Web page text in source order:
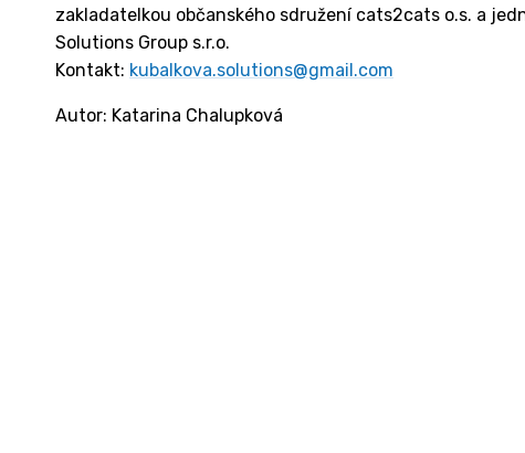
zakladatelkou občanského sdružení cats2cats o.s. a
Solutions Group s.r.o.
Kontakt: kubalkova.solutions@gmail.com
Autor: Katarina Chalupková